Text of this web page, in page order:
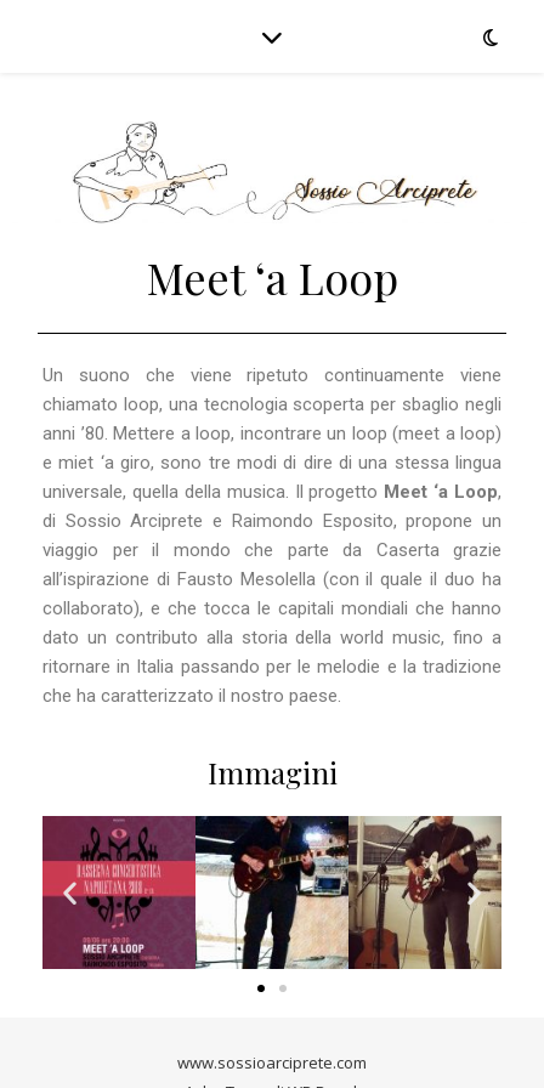
Meet ‘a Loop
Un suono che viene ripetuto continuamente viene
chiamato loop, una tecnologia scoperta per sbaglio negli
anni ’80. Mettere a loop, incontrare un loop (meet a loop)
e miet ‘a giro, sono tre modi di dire di una stessa lingua
universale, quella della musica. Il progetto Meet ‘a Loop,
di Sossio Arciprete e Raimondo Esposito, propone un
viaggio per il mondo che parte da Caserta grazie
all’ispirazione di Fausto Mesolella (con il quale il duo ha
collaborato), e che tocca le capitali mondiali che hanno
dato un contributo alla storia della world music, fino a
ritornare in Italia passando per le melodie e la tradizione
che ha caratterizzato il nostro paese.
Immagini
www.sossioarciprete.com